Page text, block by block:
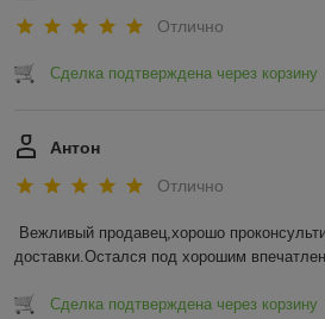
Отлично
Сделка подтверждена через корзину
Антон
Отлично
Вежливый продавец,хорошо
доставки.Остался под хорошим
Сделка подтверждена через корзину